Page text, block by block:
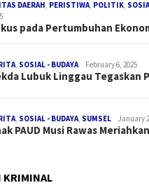
DAERAH, PERISTIWA, POLITIK,
pada Pertumbuhan
, SOSIAL - BUDAYA February 6, 2025
Lubuk Linggau Tegaskan
, SOSIAL - BUDAYA, SUMSEL January
PAUD Musi Rawas
KRIMINAL